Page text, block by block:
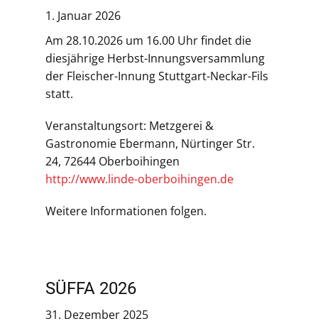
1. Januar 2026
Am 28.10.2026 um 16.00 Uhr findet die
diesjährige Herbst-Innungsversammlung
der Fleischer-Innung Stuttgart-Neckar-Fils
statt.
Veranstaltungsort: Metzgerei &
Gastronomie Ebermann, Nürtinger Str.
24, 72644 Oberboihingen
http://www.linde-oberboihingen.de
Weitere Informationen folgen.
SÜFFA 2026
31. Dezember 2025